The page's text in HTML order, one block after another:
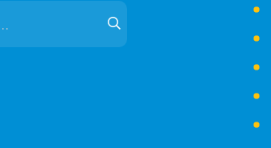
Zoeken
naar: